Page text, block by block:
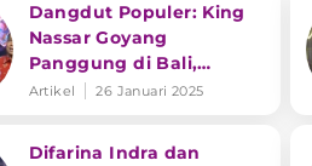
Dangdut Populer: King
Nassar Goyang
Panggung di Bali,
hingga Dukungan Musik
Artikel 26 Januari 2025
Difarina Indra dan